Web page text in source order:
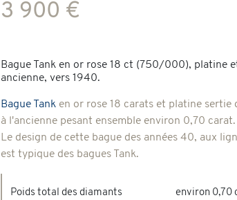
3 900 €
Bague Tank en or rose 18 ct (750/000), platine
ancienne, vers 1940.
Bague Tank en or rose 18 carats et platine sertie
à l'ancienne pesant ensemble environ 0,70 carat.
Le design de cette bague des années 40, aux
est typique des bagues Tank.
Poids total des diamants environ 0,70